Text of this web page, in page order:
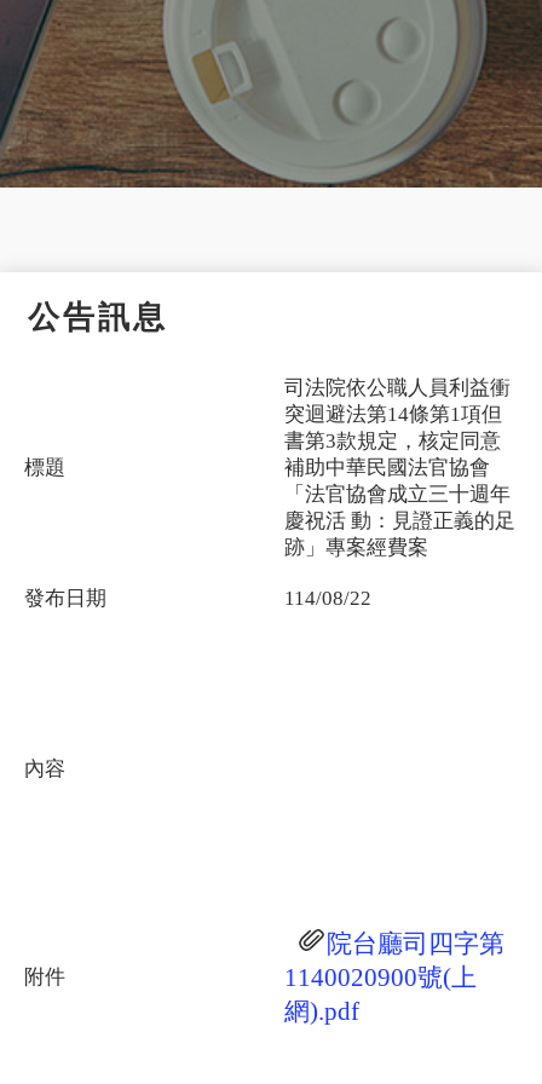
公告訊息
標題
司法院依公職人員利益衝
突迴避法第14條第1項但
書第3款規定，核定同意
補助中華民國法官協會
「法官協會成立三十週年
慶祝活 動：見證正義的足
跡」專案經費案
發布日期 114/08/22
內容
附件
院台廳司四字第
1140020900號(上
網).pdf